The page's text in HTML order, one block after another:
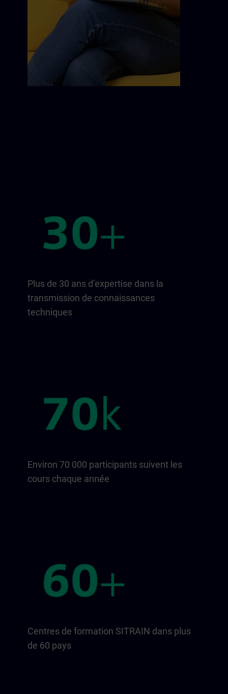
Plus de 30 ans d’expertise dans la
transmission de connaissances
techniques
Environ 70 000 participants suivent les
cours chaque année
Centres de formation SITRAIN dans plus
de 60 pays